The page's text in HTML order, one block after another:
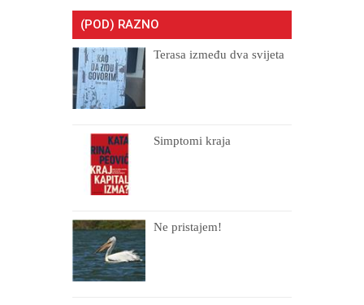
(POD) RAZNO
Terasa između dva svijeta
Simptomi kraja
Ne pristajem!